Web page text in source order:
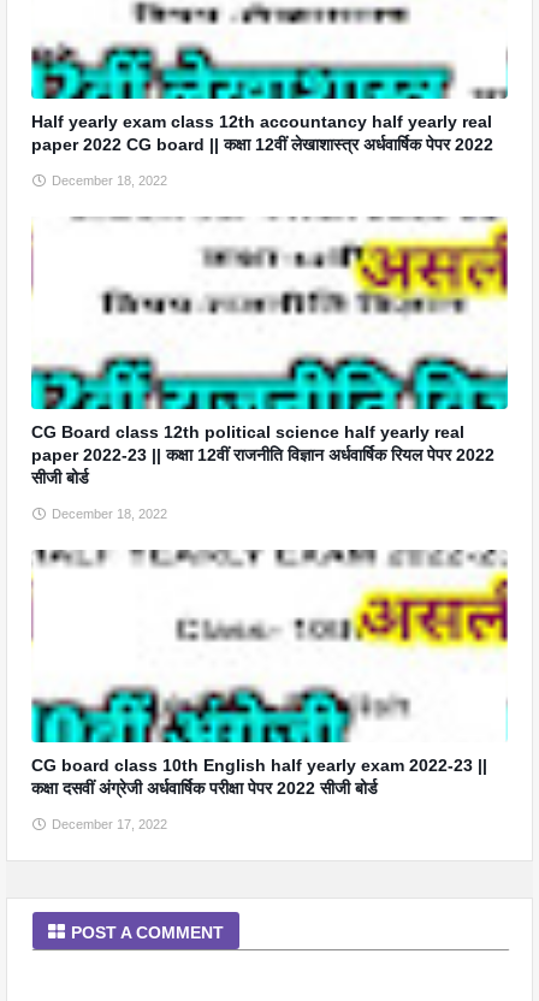
Half yearly exam class 12th accountancy half yearly real
paper 2022 CG board || कक्षा 12वीं लेखाशास्त्र अर्धवार्षिक पेपर 2022
December 18, 2022
CG Board class 12th political science half yearly real
paper 2022-23 || कक्षा 12वीं राजनीति विज्ञान अर्धवार्षिक रियल पेपर 2022
सीजी बोर्ड
December 18, 2022
CG board class 10th English half yearly exam 2022-23 ||
कक्षा दसवीं अंग्रेजी अर्धवार्षिक परीक्षा पेपर 2022 सीजी बोर्ड
December 17, 2022
POST A COMMENT